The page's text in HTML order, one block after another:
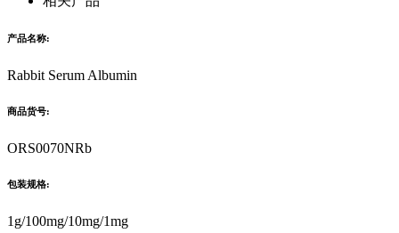
产品名称:
Rabbit Serum Albumin
商品货号:
ORS0070NRb
包装规格:
1g/100mg/10mg/1mg